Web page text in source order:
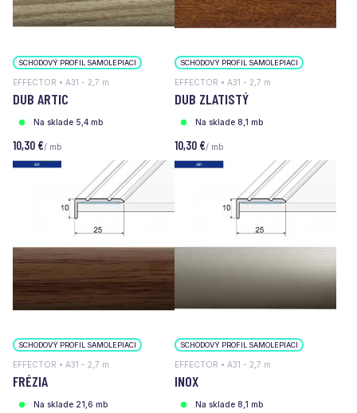
SCHODOVÝ PROFIL SAMOLEPIACI
EFFECTOR • A31 - 2,7 m
DUB ARTIC
Na sklade 5,4 mb
10,30 €/ mb
SCHODOVÝ PROFIL SAMOLEPIACI
EFFECTOR • A31 - 2,7 m
DUB ZLATISTÝ
Na sklade 8,1 mb
10,30 €/ mb
SCHODOVÝ PROFIL SAMOLEPIACI
EFFECTOR • A31 - 2,7 m
FRÉZIA
Na sklade 21,6 mb
SCHODOVÝ PROFIL SAMOLEPIACI
EFFECTOR • A31 - 2,7 m
INOX
Na sklade 8,1 mb